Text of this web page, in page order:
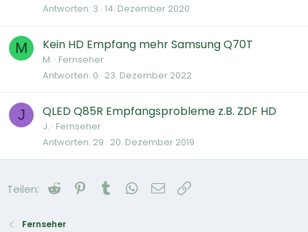
Antworten 3 14. Dezember 2020
M Kein HD Empfang mehr Samsung Q70T
M. Fernseher
Antworten 0 23. Dezember 2022
J QLED Q85R Empfangsprobleme z.B. ZDF HD
J. Fernseher
Antworten 29 20. Dezember 2019
Teilen: Reddit Pinterest
Tumblr WhatsApp
E-Mail
Fernseher